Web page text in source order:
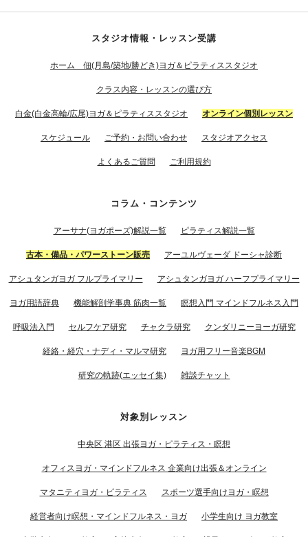
スタジオ情報・レッスン受講
ホーム 佃(月島/築地/勝どき)ヨガ＆ピラティススタジオ
クラス内容・レッスンの選び方
白金(白金高輪/広尾)ヨガ＆ピラティススタジオ オンライン個別レッスン
スケジュール ご予約・お問い合わせ スタジオアクセス
よくあるご質問 ご利用規約
コラム・コンテンツ
アーサナ(ヨガポーズ)解説一覧 ピラティス解説一覧
古本・備品・パワーストーン販売 アーユルヴェーダ ドーシャ診断
アシュタンガヨガ フルプライマリー アシュタンガヨガ ハーフプライマリー
ヨガ用語辞典 機能解剖学事典 筋肉一覧 瞑想入門 マインドフルネス入門
呼吸法入門 セルフケア研究 チャクラ研究 クンダリニーヨーガ研究
経絡・経穴・ナディ・マルマ研究 ヨガ用フリー音楽BGM
研究の軌跡(エッセイ集) 雑談チャット
対象別レッスン
中央区 港区 出張ヨガ・ピラティス・瞑想
オフィスヨガ・マインドフルネス 企業向け出張＆オンライン
マタニティヨガ・ピラティス スポーツ選手向けヨガ・瞑想
経営者向け瞑想・マインドフルネス・ヨガ 小学生向け ヨガ教室